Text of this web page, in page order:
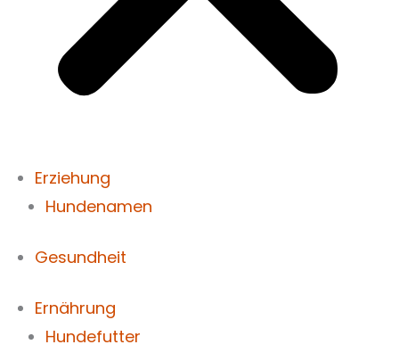
Erziehung
Hundenamen
Gesundheit
Ernährung
Hundefutter